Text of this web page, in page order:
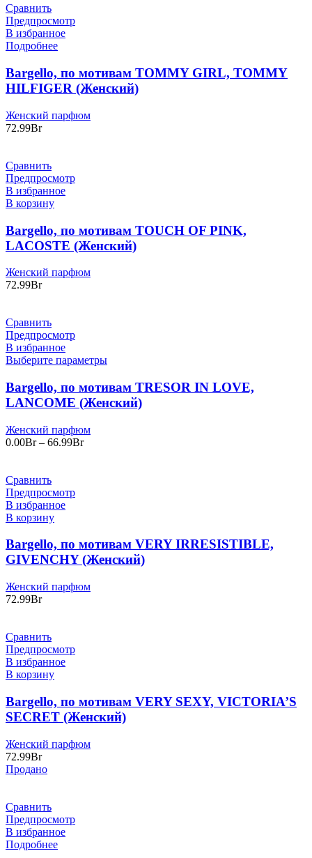
Сравнить
Предпросмотр
В избранное
Подробнее
Bargello, по мотивам TOMMY GIRL, TOMMY
HILFIGER (Женский)
Женский парфюм
72.99Br
Сравнить
Предпросмотр
В избранное
В корзину
Bargello, по мотивам TOUCH OF PINK,
LACOSTE (Женский)
Женский парфюм
72.99Br
Сравнить
Предпросмотр
В избранное
Выберите параметры
Bargello, по мотивам TRESOR IN LOVE,
LANCOME (Женский)
Женский парфюм
0.00Br – 66.99BrДиапазон
Сравнить
Предпросмотр
В избранное
В корзину
Bargello, по мотивам VERY IRRESISTIBLE,
GIVENCHY (Женский)
Женский парфюм
72.99Br
Сравнить
Предпросмотр
В избранное
В корзину
Bargello, по мотивам VERY SEXY, VICTORIA’S
SECRET (Женский)
Женский парфюм
72.99Br
Продано
Сравнить
Предпросмотр
В избранное
Подробнее